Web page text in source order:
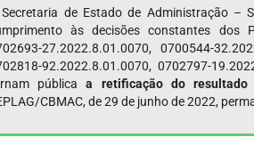
de Estado de Administração –
às decisões constantes dos
27.2022.8.01.0070, 0700544-
92.2022.8.01.0070, 0702797-
pública a retificação do
CBMAC, de 29 de junho de 2022,